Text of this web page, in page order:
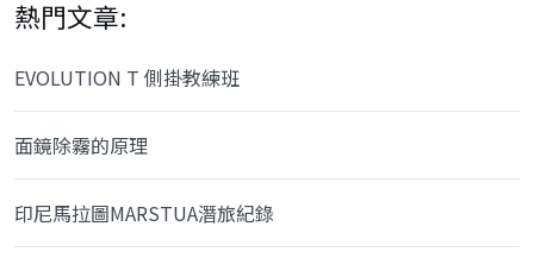
熱門文章:
EVOLUTION T 側掛教練班
面鏡除霧的原理
印尼馬拉圖MARSTUA潛旅紀錄